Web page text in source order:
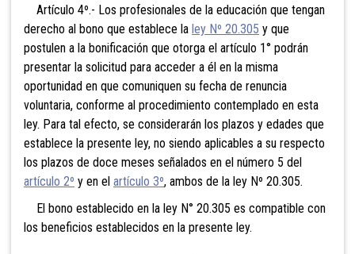
Artículo 4º.- Los profesionales de la educación que tengan
derecho al bono que establece la ley Nº 20.305 y que
postulen a la bonificación que otorga el artículo 1° podrán
presentar la solicitud para acceder a él en la misma
oportunidad en que comuniquen su fecha de renuncia
voluntaria, conforme al procedimiento contemplado en esta
ley. Para tal efecto, se considerarán los plazos y edades que
establece la presente ley, no siendo aplicables a su respecto
los plazos de doce meses señalados en el número 5 del
artículo 2º y en el artículo 3º, ambos de la ley Nº 20.305.
El bono establecido en la ley N° 20.305 es compatible con
los beneficios establecidos en la presente ley.